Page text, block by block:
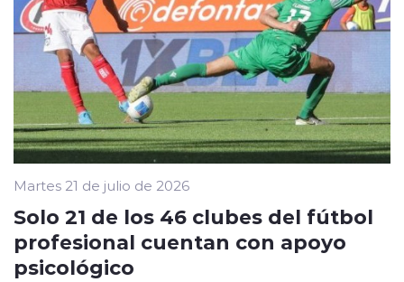
Martes 21 de julio de 2026
Solo 21 de los 46 clubes del fútbol
profesional cuentan con apoyo
psicológico